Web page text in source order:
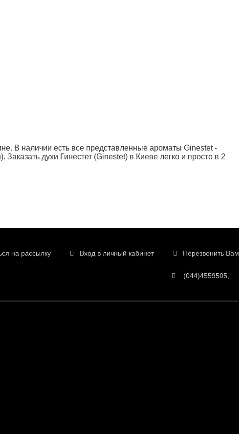
В наличии есть все представленные ароматы Ginestet -
духи Гинестет (Ginestet) в Киеве легко и просто в 2
на рассылку
Вход в личный кабинет Перезвонить Вам
(044)4559505